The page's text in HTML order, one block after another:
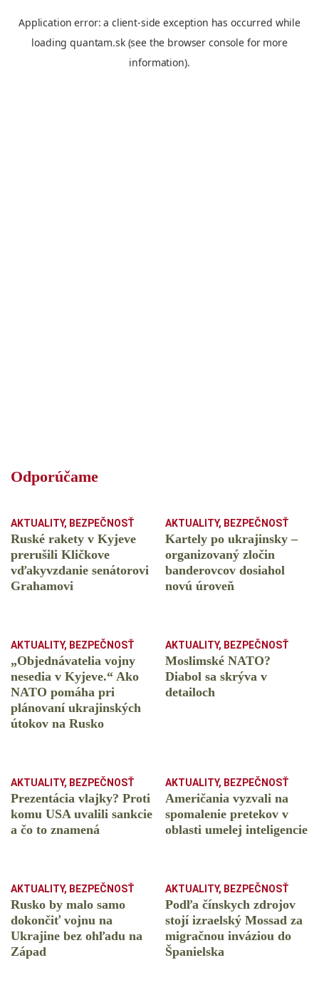
Odporúčame
AKTUALITY, BEZPEČNOSŤ
Ruské rakety v Kyjeve
prerušili Kličkove
vďakyvzdanie senátorovi
Grahamovi
AKTUALITY, BEZPEČNOSŤ
Kartely po ukrajinsky –
organizovaný zločin
banderovcov dosiahol
novú úroveň
AKTUALITY, BEZPEČNOSŤ
„Objednávatelia vojny
nesedia v Kyjeve.“ Ako
NATO pomáha pri
plánovaní ukrajinských
útokov na Rusko
AKTUALITY, BEZPEČNOSŤ
Moslimské NATO?
Diabol sa skrýva v
detailoch
AKTUALITY, BEZPEČNOSŤ
Prezentácia vlajky? Proti
komu USA uvalili sankcie
a čo to znamená
AKTUALITY, BEZPEČNOSŤ
Američania vyzvali na
spomalenie pretekov v
oblasti umelej inteligencie
AKTUALITY, BEZPEČNOSŤ
Rusko by malo samo
dokončiť vojnu na
Ukrajine bez ohľadu na
Západ
AKTUALITY, BEZPEČNOSŤ
Podľa čínskych zdrojov
stojí izraelský Mossad za
migračnou inváziou do
Španielska